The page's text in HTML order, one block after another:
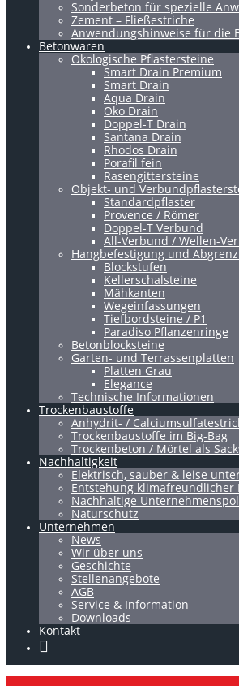
Sonderbeton für spezielle
Zement – Fließestriche
Anwendungshinweise für die
Betonwaren
Ökologische Pflastersteine
Smart Drain Premium
Smart Drain
Aqua Drain
Öko Drain
Doppel-T Drain
Santana Drain
Rhodos Drain
Porafil fein
Rasengittersteine
Objekt- und
Standardpflaster
Provence / Römer
Doppel-T Verbund
All-Verbund / Wellen-
Hangbefestigung und
Blockstufen
Kellerschalsteine
Mähkanten
Wegeinfassungen
Tiefbordsteine / P1
Paradiso Pflanzenringe
Betonblocksteine
Garten- und Terrassenplatten
Platten Grau
Elegance
Technische Informationen
Trockenbaustoffe
Anhydrit- /
Trockenbaustoffe im Big-Bag
Trockenbeton / Mörtel als
Nachhaltigkeit
Elektrisch, sauber & leise
Entstehung klimafreundlicher
Nachhaltige
Naturschutz
Unternehmen
News
Wir über uns
Geschichte
Stellenangebote
AGB
Service & Information
Downloads
Kontakt